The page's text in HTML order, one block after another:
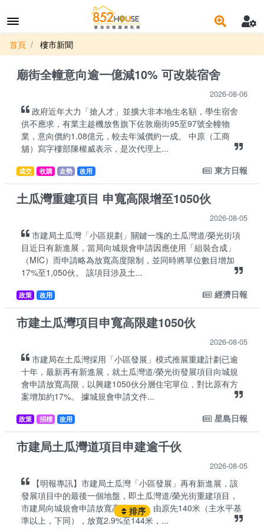
首頁 樓市新聞
廟街全幢意向逾一億減10% 可改裝宿舍
2026-08-06
政府近年大力「搶人才」並擴大非本地生名額，學生宿舍
供不應求，有業主趁機放售旗下佐敦廟街95至97號全幢物
業，意向價約1.08億元，較去年減價約一成。 中原（工商
舖）寫字樓部陳權威表示，是次代理上...
成交 收購 走勢 改用 東方日報
土瓜灣重建項目 申寬高限增至1050伙
2026-08-05
市建局土瓜灣「小區規劃」關鍵一塊的土瓜灣道/榮光街項
目近日有新進展，當局向城規會申請因應使用「組裝合成」
（MIC）而申請略為放寬高度限制，並同時將單位數目增加
17%至1,050伙。 該項目涉及土...
政策 改用 經濟日報
市建土瓜灣項目申寬高限建1050伙
2026-08-05
市建局在土瓜灣採用「小區發展」模式推展重建計劃已逾
十年，最新再有新進展，就土瓜灣道/榮光街發展項目向城規
會申請放寬高限，以興建1050伙分層住宅單位，對比原有方
案增加約17%。 據城規會申請文件...
政策 招標 改用 星島日報
市建局土瓜灣道項目申建逾千伙
2026-08-05
【明報專訊】市建局土瓜灣「小區發展」再有新進展，該
發展項目中的最後一個地盤，即土瓜灣道/榮光街重建項目，
市建局向城規會申請放寬高度限制，由原先140米（主水平基
準以上，下同），放寬2.9%至144米，...
排序